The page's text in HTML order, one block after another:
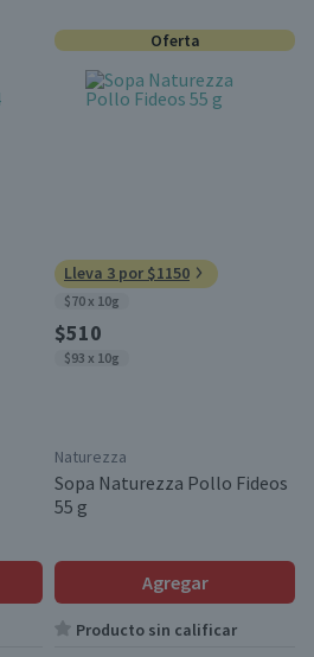
Oferta
Lleva 3 por $1150
$70 x 10g
$510
$93 x 10g
Naturezza
Sopa Naturezza Pollo Fideos
55 g
Agregar
Producto sin calificar